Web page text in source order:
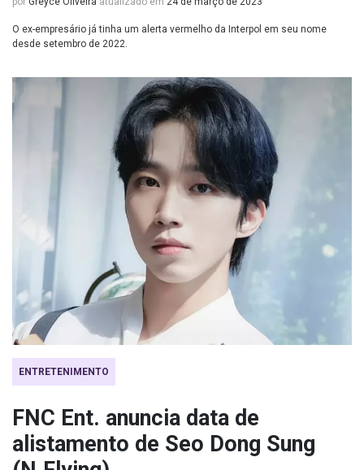
O ex-empresário já tinha um alerta vermelho da Interpol em seu nome
desde setembro de 2022.
ENTRETENIMENTO
FNC Ent. anuncia data de
alistamento de Seo Dong Sung